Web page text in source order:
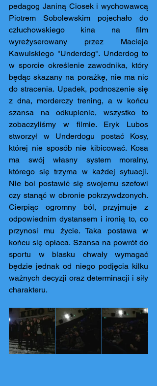
pedagog Janiną Ciosek i wychowawcą
Piotrem Sobolewskim pojechało do
człuchowskiego kina na film
wyreżyserowany przez Macieja
Kawulskiego "Underdog". Underdog to
w sporcie określenie zawodnika, który
będąc skazany na porażkę, nie ma nic
do stracenia. Upadek, podnoszenie się
z dna, morderczy trening, a w końcu
szansa na odkupienie, wszystko to
zobaczyliśmy w filmie. Eryk Lubos
stworzył w Underdogu postać Kosy,
której nie sposób nie kibicować. Kosa
ma swój własny system moralny,
którego się trzyma w każdej sytuacji.
Nie boi postawić się swojemu szefowi
czy stanąć w obronie pokrzywdzonych.
Cierpiąc ogromny ból, przyjmuje z
odpowiednim dystansem i ironią to, co
przynosi mu życie. Taka postawa w
końcu się opłaca. Szansa na powrót do
sportu w blasku chwały wymagać
będzie jednak od niego podjęcia kilku
ważnych decyzji oraz determinacji i siły
charakteru.